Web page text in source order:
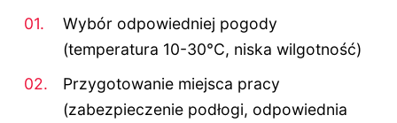
Wybór odpowiedniej pogody
(temperatura 10-30°C, niska wilgotność)
Przygotowanie miejsca pracy
(zabezpieczenie podłogi, odpowiednia